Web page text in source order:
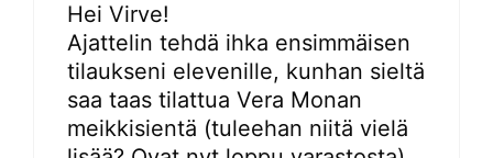
Hei Virve!
Ajattelin tehdä ihka ensimmäisen
tilaukseni elevenille, kunhan sieltä
saa taas tilattua Vera Monan
meikkisientä (tuleehan niitä vielä